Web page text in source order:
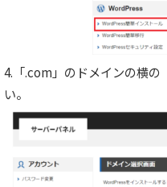
4.「.com」のドメインの横の
い。